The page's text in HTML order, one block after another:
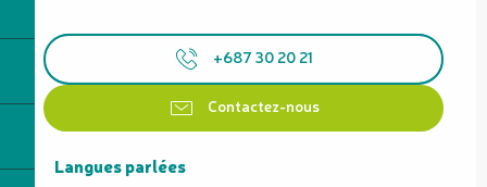
+687 30 20 21
Contactez-nous
Langues parlées
Langues parlées